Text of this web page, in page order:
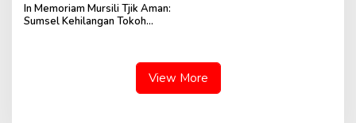
In Memoriam Mursili Tjik Aman:
Sumsel Kehilangan Tokoh
View More